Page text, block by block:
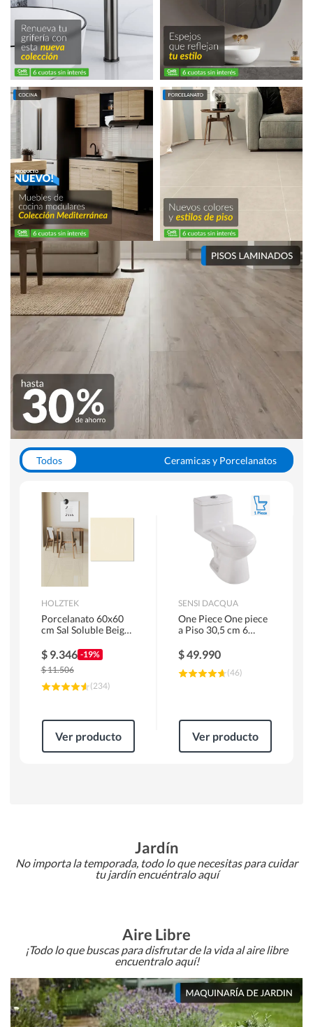
Todos
Ceramicas y Porcelanatos
WC y Sanitarios
Pisos Flotantes y Laminados
Pinturas
HOLZTEK
Porcelanato 60x60
cm Sal Soluble Beige
$ 9.346 -19%
$11.506
(234)
Ver producto
SENSI DACQUA
One Piece One piece
a Piso 30,5 cm 6
$49.990
(46)
Ver producto
Jardín
No importa la temporada, todo lo que necesitas para cuidar
tu jardín encuéntralo aquí
Aire Libre
¡Todo lo que buscas para disfrutar de la vida al aire libre
encuentralo aquí!